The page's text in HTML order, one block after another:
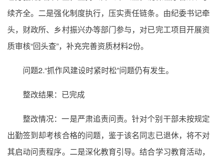
续齐全。二是强化制度执行，压实责任链条。由纪委书记牵
头，财政所、乡村振兴办等部门参与，对已完工项目开展资
质审核“回头查”，补充完善资质材料2份。
问题2.“抓作风建设时紧时松”问题仍有发生。
整改结果：已完成
整改情况：一是严肃追责问责。针对个别干部未按规定
出勤签到却考核合格的问题，鉴于该名同志已退休，将不对
其启动问责程序。二是深化教育引导。结合学习教育活动，